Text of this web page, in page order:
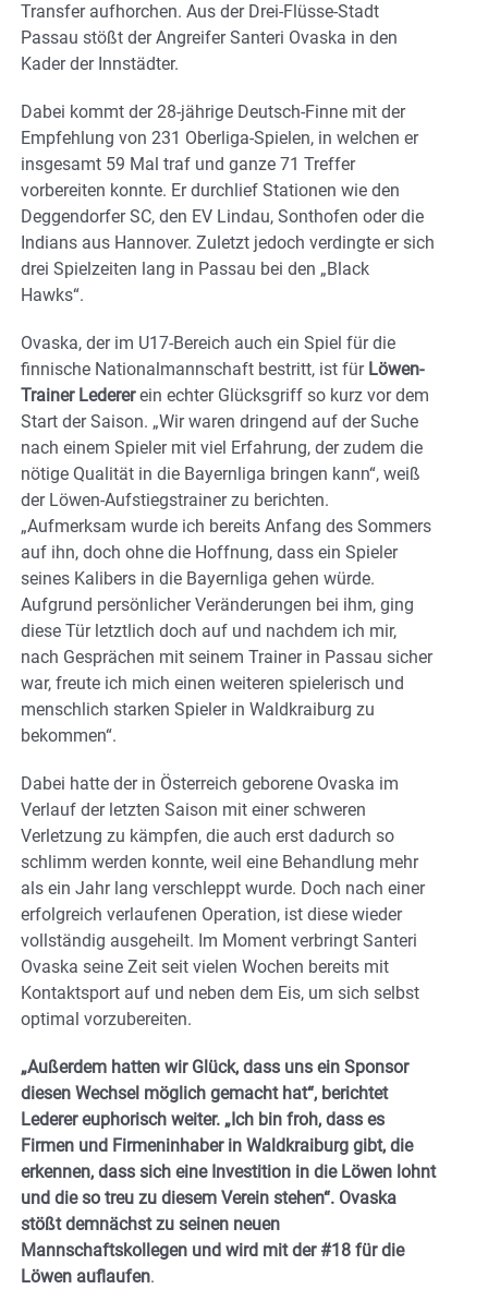
Transfer aufhorchen. Aus der Drei-Flüsse-Stadt
Passau stößt der Angreifer Santeri Ovaska in den
Kader der Innstädter.
Dabei kommt der 28-jährige Deutsch-Finne mit der
Empfehlung von 231 Oberliga-Spielen, in welchen er
insgesamt 59 Mal traf und ganze 71 Treffer
vorbereiten konnte. Er durchlief Stationen wie den
Deggendorfer SC, den EV Lindau, Sonthofen oder die
Indians aus Hannover. Zuletzt jedoch verdingte er sich
drei Spielzeiten lang in Passau bei den „Black
Hawks“.
Ovaska, der im U17-Bereich auch ein Spiel für die
finnische Nationalmannschaft bestritt, ist für Löwen-
Trainer Ledererein echter Glücksgriff so kurz vor dem
Start der Saison. „Wir waren dringend auf der Suche
nach einem Spieler mit viel Erfahrung, der zudem die
nötige Qualität in die Bayernliga bringen kann“, weiß
der Löwen-Aufstiegstrainer zu berichten.
„Aufmerksam wurde ich bereits Anfang des Sommers
auf ihn, doch ohne die Hoffnung, dass ein Spieler
seines Kalibers in die Bayernliga gehen würde.
Aufgrund persönlicher Veränderungen bei ihm, ging
diese Tür letztlich doch auf und nachdem ich mir,
nach Gesprächen mit seinem Trainer in Passau sicher
war, freute ich mich einen weiteren spielerisch und
menschlich starken Spieler in Waldkraiburg zu
bekommen“.
Dabei hatte der in Österreich geborene Ovaska im
Verlauf der letzten Saison mit einer schweren
Verletzung zu kämpfen, die auch erst dadurch so
schlimm werden konnte, weil eine Behandlung mehr
als ein Jahr lang verschleppt wurde. Doch nach einer
erfolgreich verlaufenen Operation, ist diese wieder
vollständig ausgeheilt. Im Moment verbringt Santeri
Ovaska seine Zeit seit vielen Wochen bereits mit
Kontaktsport auf und neben dem Eis, um sich selbst
optimal vorzubereiten.
„Außerdem hatten wir Glück, dass uns ein Sponsor
diesen Wechsel möglich gemacht hat“, berichtet
Lederer euphorisch weiter. „Ich bin froh, dass es
Firmen und Firmeninhaber in Waldkraiburg gibt, die
erkennen, dass sich eine Investition in die Löwen lohnt
und die so treu zu diesem Verein stehen“. Ovaska
stößt demnächst zu seinen neuen
Mannschaftskollegen und wird mit der #18 für die
Löwen auflaufen.